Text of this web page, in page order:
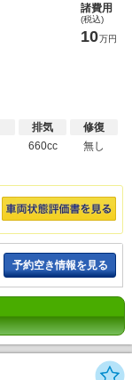
諸費用
(税込)
10万円
排気
660cc
修復
無し
予約空き情報を見る